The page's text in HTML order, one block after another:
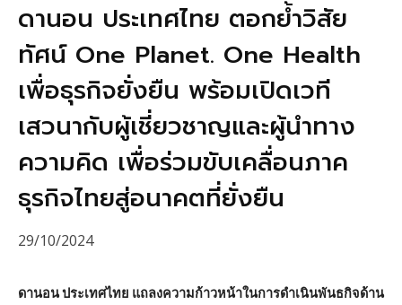
ดานอน ประเทศไทย ตอกย้ำวิสัย
ทัศน์ One Planet. One Health
เพื่อธุรกิจยั่งยืน พร้อมเปิดเวที
เสวนากับผู้เชี่ยวชาญและผู้นำทาง
ความคิด เพื่อร่วมขับเคลื่อนภาค
ธุรกิจไทยสู่อนาคตที่ยั่งยืน
29/10/2024
ดานอน ประเทศไทย แถลงความก้าวหน้าในการดำเนินพันธกิจด้าน